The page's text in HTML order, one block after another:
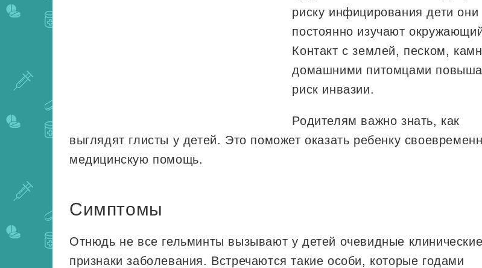
риску инфицирования дети они
постоянно изучают
Контакт с землей, песком,
домашними питомцами
риск инвазии.
Родителям важно знать, как
выглядят глисты у детей. Это поможет оказать ребенку
медицинскую помощь.
Симптомы
Отнюдь не все гельминты вызывают у детей очевидные клинические
признаки заболевания. Встречаются такие особи, которые годами